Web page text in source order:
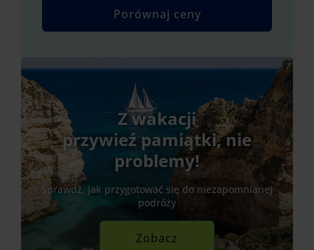
Porównaj ceny
Z wakacji
przywieź pamiątki, nie
problemy!
Sprawdź, jak przygotować się do niezapomnianej
podróży
Zobacz